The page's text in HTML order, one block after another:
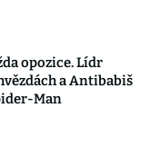
opozice. Lídr
a Antibabiš
Man